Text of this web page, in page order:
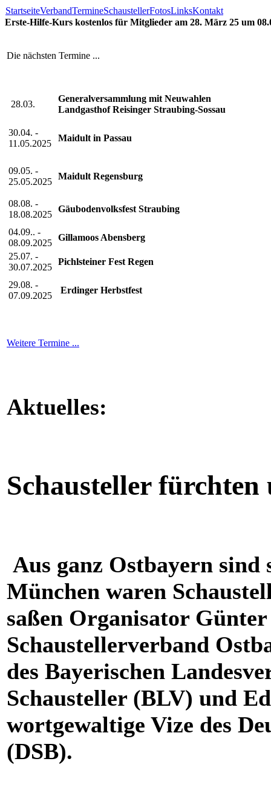
StartseiteVerbandTermineSchaustellerFotosLinksKontakt
Erste-Hilfe-Kurs kostenlos für Mitglieder am 28. März 25 um
Die nächsten Termine ...
28.03.
Generalversammlung mit Neuwahlen
Landgasthof Reisinger Straubing-Sossau
30.04. -
11.05.2025
Maidult in Passau
09.05. -
25.05.2025
Maidult Regensburg
08.08. -
18.08.2025
Gäubodenvolksfest Straubing
04.09.. -
08.09.2025
Gillamoos Abensberg
25.07. -
30.07.2025
Pichlsteiner Fest Regen
29.08. -
07.09.2025
Erdinger Herbstfest
Weitere Termine ...
Aktuelles:
Schausteller
Aus ganz Ostbayern sind
München waren
saßen Organisator
Schaustellerverband
des Bayerischen
Schausteller (BLV) und
wortgewaltige Vize des
(DSB).